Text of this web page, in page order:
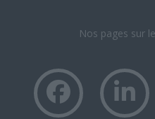
Nos pages sur